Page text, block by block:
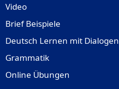
Video
Brief Beispiele
Deutsch Lernen mit Dialogen
Grammatik
Online Übungen